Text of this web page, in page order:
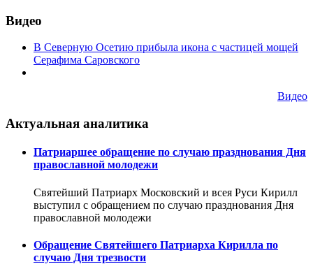
Видео
В Северную Осетию прибыла икона с частицей мощей
Серафима Саровского
Видео
Актуальная аналитика
Патриаршее обращение по случаю празднования Дня
православной молодежи
Святейший Патриарх Московский и всея Руси Кирилл
выступил с обращением по случаю празднования Дня
православной молодежи
Обращение Святейшего Патриарха Кирилла по
случаю Дня трезвости